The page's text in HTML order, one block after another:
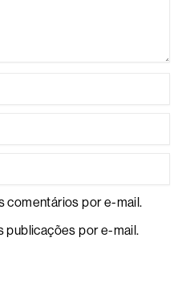
comentários por e-mail.
publicações por e-mail.